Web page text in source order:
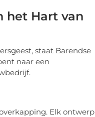
het Hart van
staat Barendse
naar een
Elk ontwerp